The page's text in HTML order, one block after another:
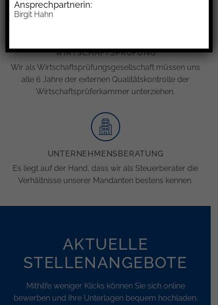
WIRTSCHAFTSPRÜFUNG
Wir als Wirtschaftsprüfungsgesellschaft müssen uns
alle 6 Jahre der externen Qualitätskontrolle der
Wirtschaftsprüferkammer unterziehen.
UNTERNEHMENSBERATUNG
Es liegt auf der Hand, dass wir als Steuerberater die
Verhältnisse unserer Mandanten bestens kennen.
AKTUELLE
STELLENANGEBOTE
Mithilfe weniger Klicks können Sie sich online
bewerben und Ihre Unterlagen bequem hochladen.
Ansprechpartnerin:
Birgit Hahn